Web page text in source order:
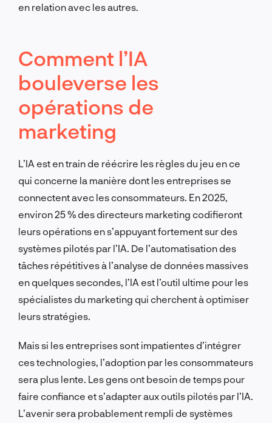
en relation avec les autres.
Comment l’IA
bouleverse les
opérations de
marketing
L’IA est en train de réécrire les règles du jeu en ce
qui concerne la manière dont les entreprises se
connectent avec les consommateurs. En 2025,
environ 25 % des directeurs marketing codifieront
leurs opérations en s’appuyant fortement sur des
systèmes pilotés par l’IA. De l’automatisation des
tâches répétitives à l’analyse de données massives
en quelques secondes, l’IA est l’outil ultime pour les
spécialistes du marketing qui cherchent à optimiser
leurs stratégies.
Mais si les entreprises sont impatientes d’intégrer
ces technologies, l’adoption par les consommateurs
sera plus lente. Les gens ont besoin de temps pour
faire confiance et s’adapter aux outils pilotés par l’IA.
L’avenir sera probablement rempli de systèmes